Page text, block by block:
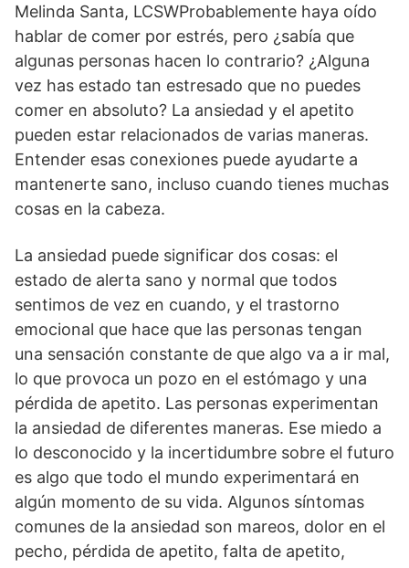
Melinda Santa, LCSWProbablemente haya oído
hablar de comer por estrés, pero ¿sabía que
algunas personas hacen lo contrario? ¿Alguna
vez has estado tan estresado que no puedes
comer en absoluto? La ansiedad y el apetito
pueden estar relacionados de varias maneras.
Entender esas conexiones puede ayudarte a
mantenerte sano, incluso cuando tienes muchas
cosas en la cabeza.
La ansiedad puede significar dos cosas: el
estado de alerta sano y normal que todos
sentimos de vez en cuando, y el trastorno
emocional que hace que las personas tengan
una sensación constante de que algo va a ir mal,
lo que provoca un pozo en el estómago y una
pérdida de apetito. Las personas experimentan
la ansiedad de diferentes maneras. Ese miedo a
lo desconocido y la incertidumbre sobre el futuro
es algo que todo el mundo experimentará en
algún momento de su vida. Algunos síntomas
comunes de la ansiedad son mareos, dolor en el
pecho, pérdida de apetito, falta de apetito,